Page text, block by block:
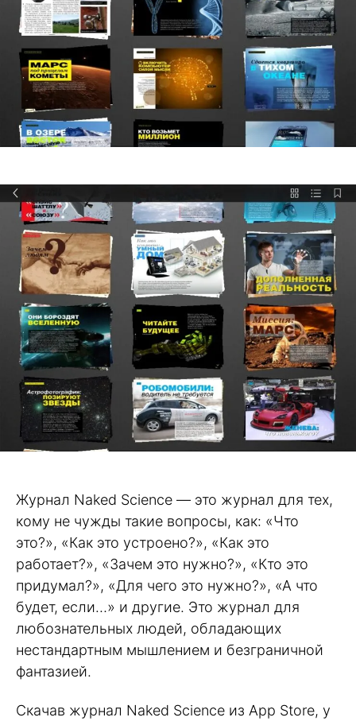
Журнал Naked Science — это журнал для тех,
кому не чужды такие вопросы, как: «Что
это?», «Как это устроено?», «Как это
работает?», «Зачем это нужно?», «Кто это
придумал?», «Для чего это нужно?», «А что
будет, если…» и другие. Это журнал для
любознательных людей, обладающих
нестандартным мышлением и безграничной
фантазией.
Скачав журнал Naked Science из App Store, у